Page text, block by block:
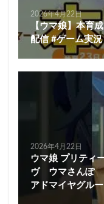
2026年4月22日
【ウマ娘】本育
配信 #ゲーム実
2026年4月22日
ウマ娘 プリティ
ヴ ウマさんぽ
アドマイヤグル